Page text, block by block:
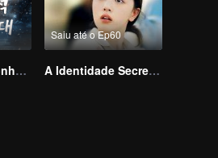
Dez Anos de Sonhos – Nos Encontraremos Novamente?
Saiu até o Ep60
A Identidade Secreta do Vendedor Ambulante